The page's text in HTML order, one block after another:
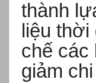
thành
liệu thời
chế các
giảm